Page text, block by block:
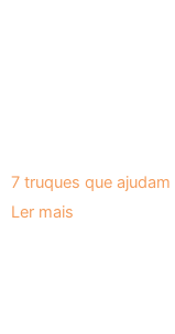
7 truques que
Ler mais